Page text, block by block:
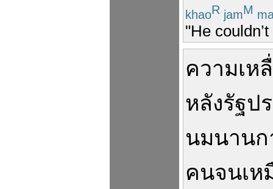
khaoR jamM
"He
ความเห
หลังรัฐป
นมนานก
คนจนเ